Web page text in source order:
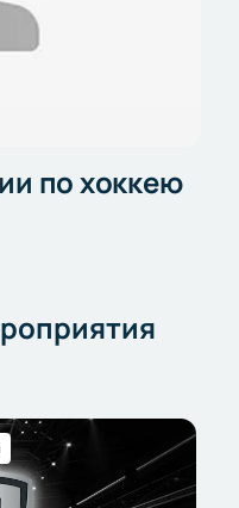
по хоккею